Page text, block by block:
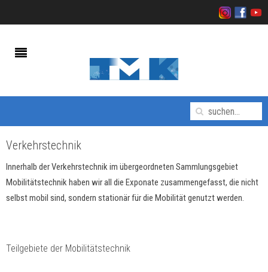
Verkehrstechnik
Innerhalb der Verkehrstechnik im übergeordneten Sammlungsgebiet
Mobilitätstechnik haben wir all die Exponate zusammengefasst, die nicht
selbst mobil sind, sondern stationär für die Mobilität genutzt werden.
Teilgebiete der Mobilitätstechnik